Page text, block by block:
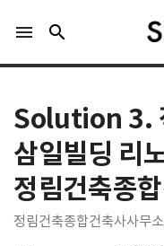
LOGIN
menu search
Solution 3.
삼일빌딩 리
정림건축종
정림건축종합건축사사무